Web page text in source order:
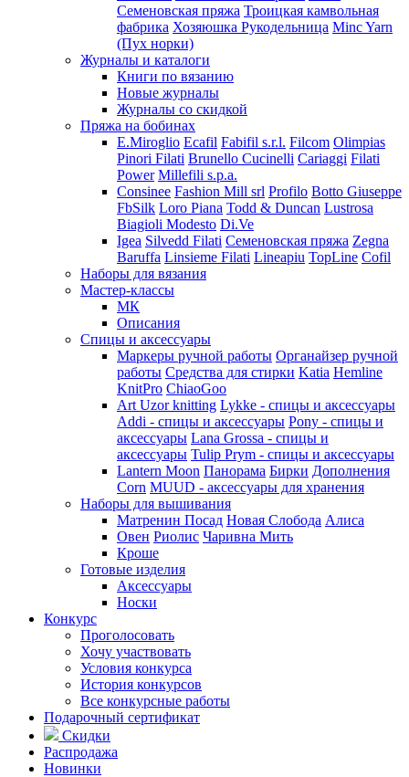
Семеновская пряжа Троицкая камвольная
фабрика Хозяюшка Рукодельница Minc Yarn
(Пух норки)
Журналы и каталоги
Книги по вязанию
Новые журналы
Журналы со скидкой
Пряжа на бобинах
E.Miroglio Ecafil Fabifil s.r.l. Filcom Olimpias
Pinori Filati Brunello Cucinelli Cariaggi Filati
Power Millefili s.p.a.
Consinee Fashion Mill srl Profilo Botto Giuseppe
FbSilk Loro Piana Todd & Duncan Lustrosa
Biagioli Modesto Di.Ve
Igea Silvedd Filati Семеновская пряжа Zegna
Baruffa Linsieme Filati Lineapiu TopLine Cofil
Наборы для вязания
Мастер-классы
МК
Описания
Спицы и аксессуары
Маркеры ручной работы Органайзер ручной
работы Средства для стирки Katia Hemline
KnitPro ChiaoGoo
Art Uzor knitting Lykke - спицы и аксессуары
Addi - спицы и аксессуары Pony - спицы и
аксессуары Lana Grossa - спицы и
аксессуары Tulip Prym - спицы и аксессуары
Lantern Moon Панорама Бирки Дополнения
Corn MUUD - аксессуары для хранения
Наборы для вышивания
Матренин Посад Новая Слобода Алиса
Овен Риолис Чаривна Мить
Кроше
Готовые изделия
Аксессуары
Носки
Конкурс
Проголосовать
Хочу участвовать
Условия конкурса
История конкурсов
Все конкурсные работы
Подарочный сертификат
Скидки
Распродажа
Новинки